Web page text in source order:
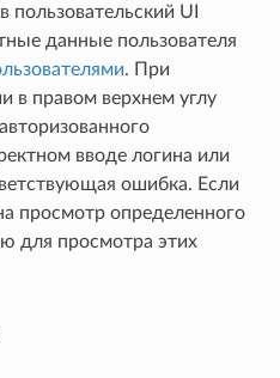
пользовательский UI
данные пользователя
. При
в правом верхнем углу
вводе логина или
ошибка. Если
просмотр определенного
для просмотра этих